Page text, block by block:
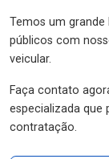
Temos um
públicos com
veicular.
Faça contato
especializada que
contratação.